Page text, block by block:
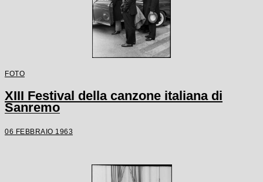
FOTO
XIII Festival della canzone italiana di
Sanremo
06 FEBBRAIO 1963